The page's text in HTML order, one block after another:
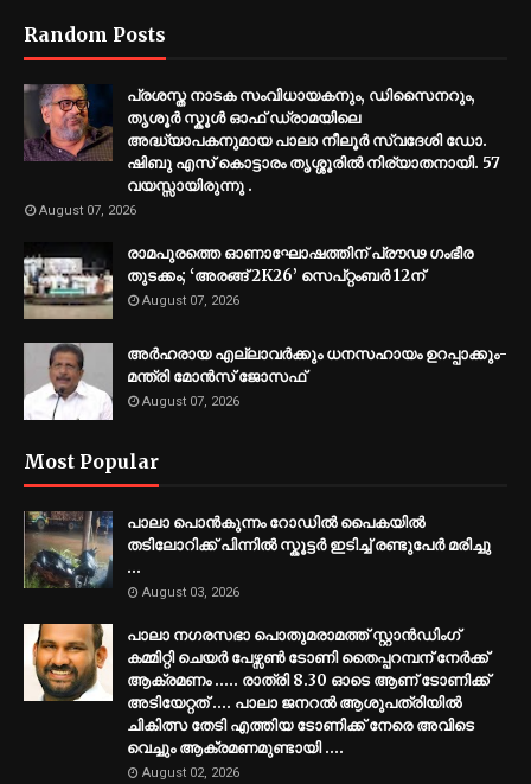
Random Posts
പ്രശസ്ത നാടക സംവിധായകനും, ഡിസൈനറും,
തൃശൂർ സ്കൂൾ ഓഫ് ഡ്രാമയിലെ
അദ്ധ്യാപകനുമായ പാലാ നീലൂർ സ്വദേശി ഡോ.
ഷിബു എസ് കൊട്ടാരം തൃശ്ശൂരിൽ നിര്യാതനായി. 57
വയസ്സായിരുന്നു .
August 07, 2026
രാമപുരത്തെ ഓണാഘോഷത്തിന് പ്രൗഢ ഗംഭീര
തുടക്കം; ‘അരങ്ങ് 2K26’ സെപ്റ്റംബർ 12ന്
August 07, 2026
അര്‍ഹരായ എല്ലാവര്‍ക്കും ധനസഹായം ഉറപ്പാക്കും-
മന്ത്രി മോന്‍സ് ജോസഫ്
August 07, 2026
Most Popular
പാലാ പൊൻകുന്നം റോഡിൽ പൈകയിൽ
തടിലോറിക്ക് പിന്നിൽ സ്കൂട്ടർ ഇടിച്ച് രണ്ടുപേർ മരിച്ചു
...
August 03, 2026
പാലാ നഗരസഭാ പൊതുമരാമത്ത് സ്റ്റാൻഡിംഗ്
കമ്മിറ്റി ചെയർ പേഴ്സൺ ടോണി തൈപ്പറമ്പന് നേർക്ക്
ആക്രമണം ..... രാത്രി 8.30 ഓടെ ആണ് ടോണിക്ക്
അടിയേറ്റത് .... പാലാ ജനറൽ ആശുപത്രിയിൽ
ചികിത്സ തേടി എത്തിയ ടോണിക്ക് നേരെ അവിടെ
വെച്ചും ആക്രമണമുണ്ടായി ....
August 02, 2026